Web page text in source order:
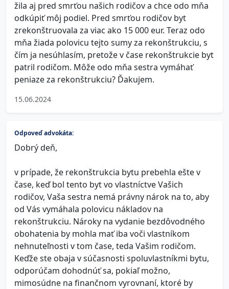
žila aj pred smrťou našich rodičov a chce odo mňa
odkúpiť môj podiel. Pred smrťou rodičov byt
zrekonštruovala za viac ako 15 000 eur. Teraz odo
mňa žiada polovicu tejto sumy za rekonštrukciu, s
čím ja nesúhlasím, pretože v čase rekonštrukcie byt
patril rodičom. Môže odo mňa sestra vymáhať
peniaze za rekonštrukciu? Ďakujem.
15.06.2024
Odpoveď advokáta:
Dobrý deň,
v prípade, že rekonštrukcia bytu prebehla ešte v
čase, keď bol tento byt vo vlastníctve Vašich
rodičov, Vaša sestra nemá právny nárok na to, aby
od Vás vymáhala polovicu nákladov na
rekonštrukciu. Nároky na vydanie bezdôvodného
obohatenia by mohla mať iba voči vlastníkom
nehnuteľnosti v tom čase, teda Vašim rodičom.
Keďže ste obaja v súčasnosti spoluvlastníkmi bytu,
odporúčam dohodnúť sa, pokiaľ možno,
mimosúdne na finančnom vyrovnaní, ktoré by